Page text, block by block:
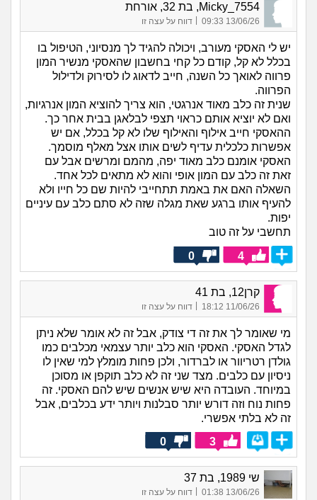
Micky_7554, בת 32, אורחת
13/06/26 09:33 דווח על עצה זו
יש לי האסקי מעורב, ויכולה להגיד לך מנסיוני, הטיפול בו
בכלל לא קל, קודם כל קחי בחשבון שהאסקי מנשיר המון
פרווה לאואך כל השנה, חייב לדאוג לו לסירוק ולדילול
הפרווה.
שנית זה כלב מאוד אנרגטי, הוא צריך להוציא המון אנרגיות,
ואם לא יוציא אותם כראוי תצפי לבלאגן בבית אחר כך.
ההאסקי חייב אילוף והאילוף שלו לא קל בכלל, אם יש
אפשרות כלכלית עדיף לשים אותו אצל מאלף מוסמך.
האסקי אומנם כלב מאוד יפה, מהמם ומרשים אבל עם
זאת זה כלב עם המון אופי והוא לא מתאים לכל אחד.
השאלה האם את באמת תתחייבי להיות שם כל חייו ולא
להעיף אותו ברגע שאת מגלה שזה לא סתם כלב עם עיניים
יפות.
תחשבי על זה טוב
4
0
קרן12, בת 41
11/06/26 18:12
| דווח על עצה זו
מי שאומר לך את זה די צודק, אבל זה לא אומר שלא ניתן
לגדל האסקי. האסקי הוא כלב יותר עצמאי מכלבים כמו
גולדן רטריוור או לברדור, ולכן פחות מומלץ למי שאין לו
ניסיון עם כלבים. מצד שני זה לא כלב תוקפן או מסוכן
במיוחד. העובדה היא שיש אנשים שיש להם האסקי. זה
פחות נוח וזה דורש יותר סבלנות ויותר ידע בכלבים, אבל
זה לא בלתי אפשרי.
3
0
שי 1989, בת 37
13/06/26 01:38
| דווח על עצה זו